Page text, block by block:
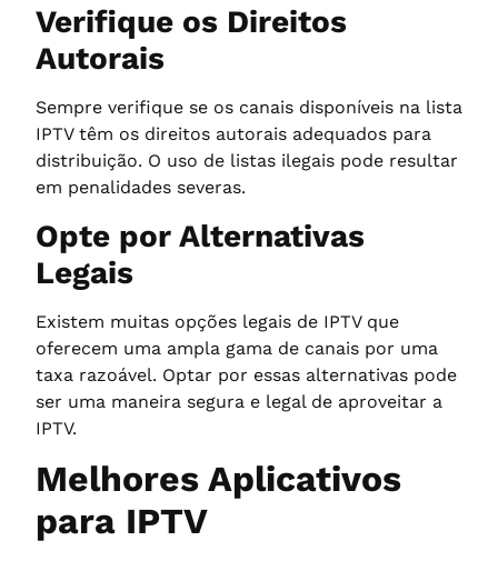
Verifique os Direitos
Autorais
Sempre verifique se os canais disponíveis na lista
IPTV têm os direitos autorais adequados para
distribuição. O uso de listas ilegais pode resultar
em penalidades severas.
Opte por Alternativas
Legais
Existem muitas opções legais de IPTV que
oferecem uma ampla gama de canais por uma
taxa razoável. Optar por essas alternativas pode
ser uma maneira segura e legal de aproveitar a
IPTV.
Melhores Aplicativos
para IPTV